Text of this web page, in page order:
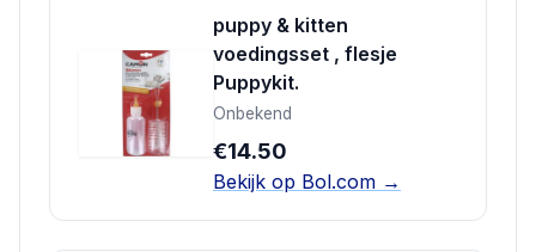
puppy & kitten
voedingsset , flesje
Puppykit.
Onbekend
€14.50
Bekijk op Bol.com →